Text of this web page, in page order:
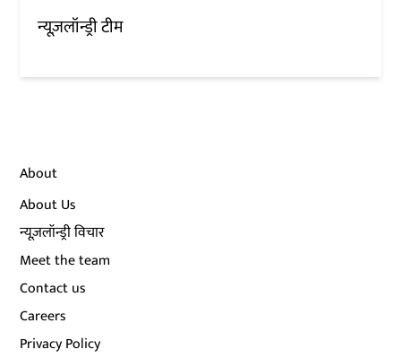
न्यूज़लॉन्ड्री टीम
About
About Us
न्यूज़लॉन्ड्री विचार
Meet the team
Contact us
Careers
Privacy Policy